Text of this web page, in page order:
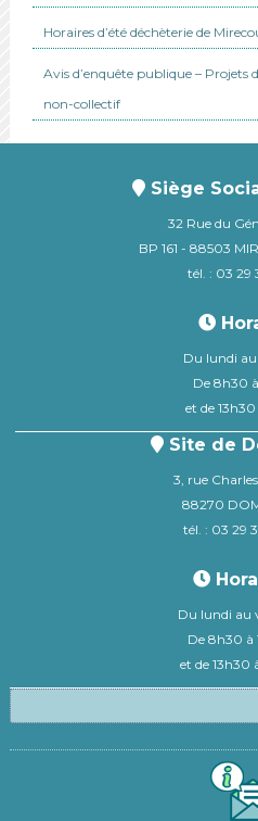
Horaires d’été déchèterie de
Avis d’enquête publique – Projets
non-collectif
Siège
32 Rue du
BP 161 - 88503
tél. : 03 29
Du lundi
De 8h30
et de
Site de
3, rue
88270
tél. : 03 29
Du lundi au
De 8h30 à
et de 13h30